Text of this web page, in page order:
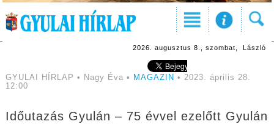
2026. augusztus 8., szombat, László
GYULAI HÍRLAP • Nagy Éva • MAGAZIN • 2023. április 28.
12:00
Időutazás Gyulán – 75 évvel ezelőtt Gyulán